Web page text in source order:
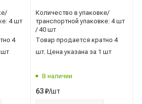
4 шт
4
шт
Количество в упаковке/
транспортной упаковке: 4 шт
/ 40 шт
Товар продается кратно 4
шт. Цена указана за 1 шт
В наличии
63₽/шт